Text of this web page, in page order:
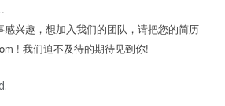
感兴趣，想加入我们的团队，请把您的简历
! 我们迫不及待的期待见到你!